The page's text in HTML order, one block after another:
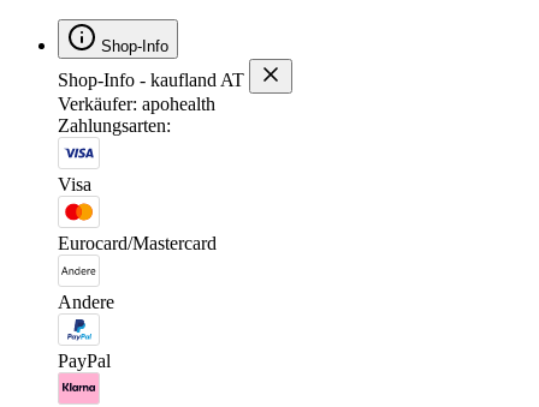
Shop-Info
Shop-Info - kaufland AT
Verkäufer: apohealth
Zahlungsarten:
Visa
Eurocard/Mastercard
Andere
PayPal